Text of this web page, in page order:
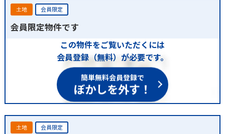
土地 会員限定
会員限定物件です
この物件をご覧いただくには
会員登録（無料）が必要です。
簡単無料会員登録で
ぼかしを外す！
土地 会員限定